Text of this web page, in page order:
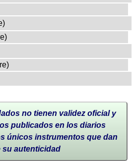
no tienen validez oficial y
publicados en los diarios
únicos instrumentos que dan
su autenticidad